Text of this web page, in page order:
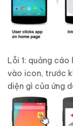
Lỗi 1: quảng cáo
vào icon, trước
diện gì của ứng